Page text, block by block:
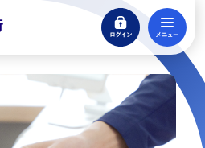
ログイン
閉じる
ジットカード）